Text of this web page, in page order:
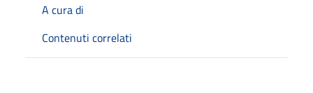
A cura di
Contenuti correlati